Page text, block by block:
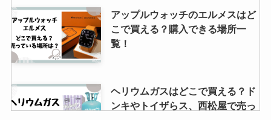
アップルウォッチのエルメスはど
こで買える？購入できる場所一
覧！
ヘリウムガスはどこで買える？ド
ンキやトイザらス、西松屋で売っ